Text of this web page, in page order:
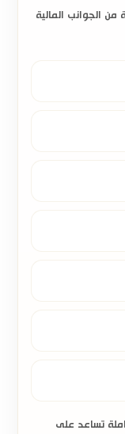
الجوانب المالية
تساعد على